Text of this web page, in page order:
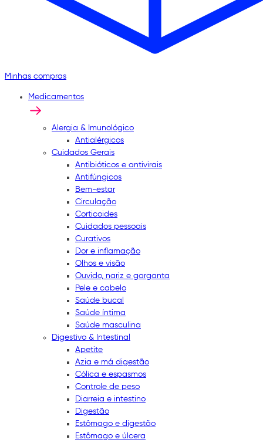
Minhas compras
Medicamentos
Alergia & Imunológico
Antialérgicos
Cuidados Gerais
Antibióticos e antivirais
Antifúngicos
Bem-estar
Circulação
Corticoides
Cuidados pessoais
Curativos
Dor e inflamação
Olhos e visão
Ouvido, nariz e garganta
Pele e cabelo
Saúde bucal
Saúde íntima
Saúde masculina
Digestivo & Intestinal
Apetite
Azia e má digestão
Cólica e espasmos
Controle de peso
Diarreia e intestino
Digestão
Estômago e digestão
Estômago e úlcera